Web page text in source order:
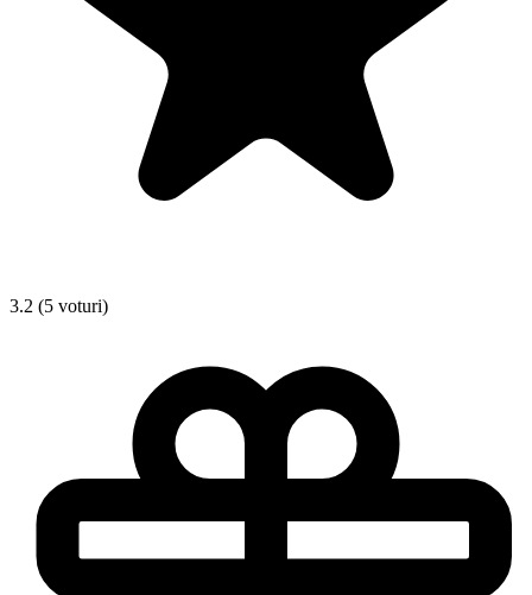
3.2 (5 voturi)